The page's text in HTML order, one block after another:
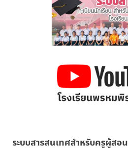
ระบบสารสนเทศสำหรับครูผู้สอน